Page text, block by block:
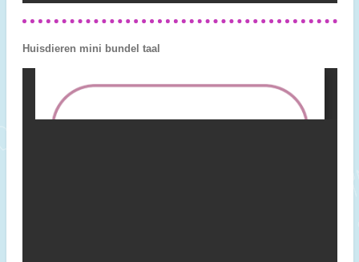
Huisdieren mini bundel taal